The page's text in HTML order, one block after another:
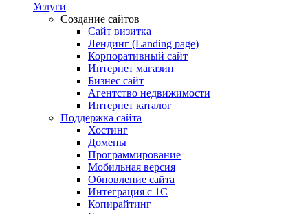
Услуги
Создание сайтов
Сайт визитка
Лендинг (Landing page)
Корпоративный сайт
Интернет магазин
Бизнес сайт
Агентство недвижимости
Интернет каталог
Поддержка сайта
Хостинг
Домены
Программирование
Мобильная версия
Обновление сайта
Интеграция с 1С
Копирайтинг